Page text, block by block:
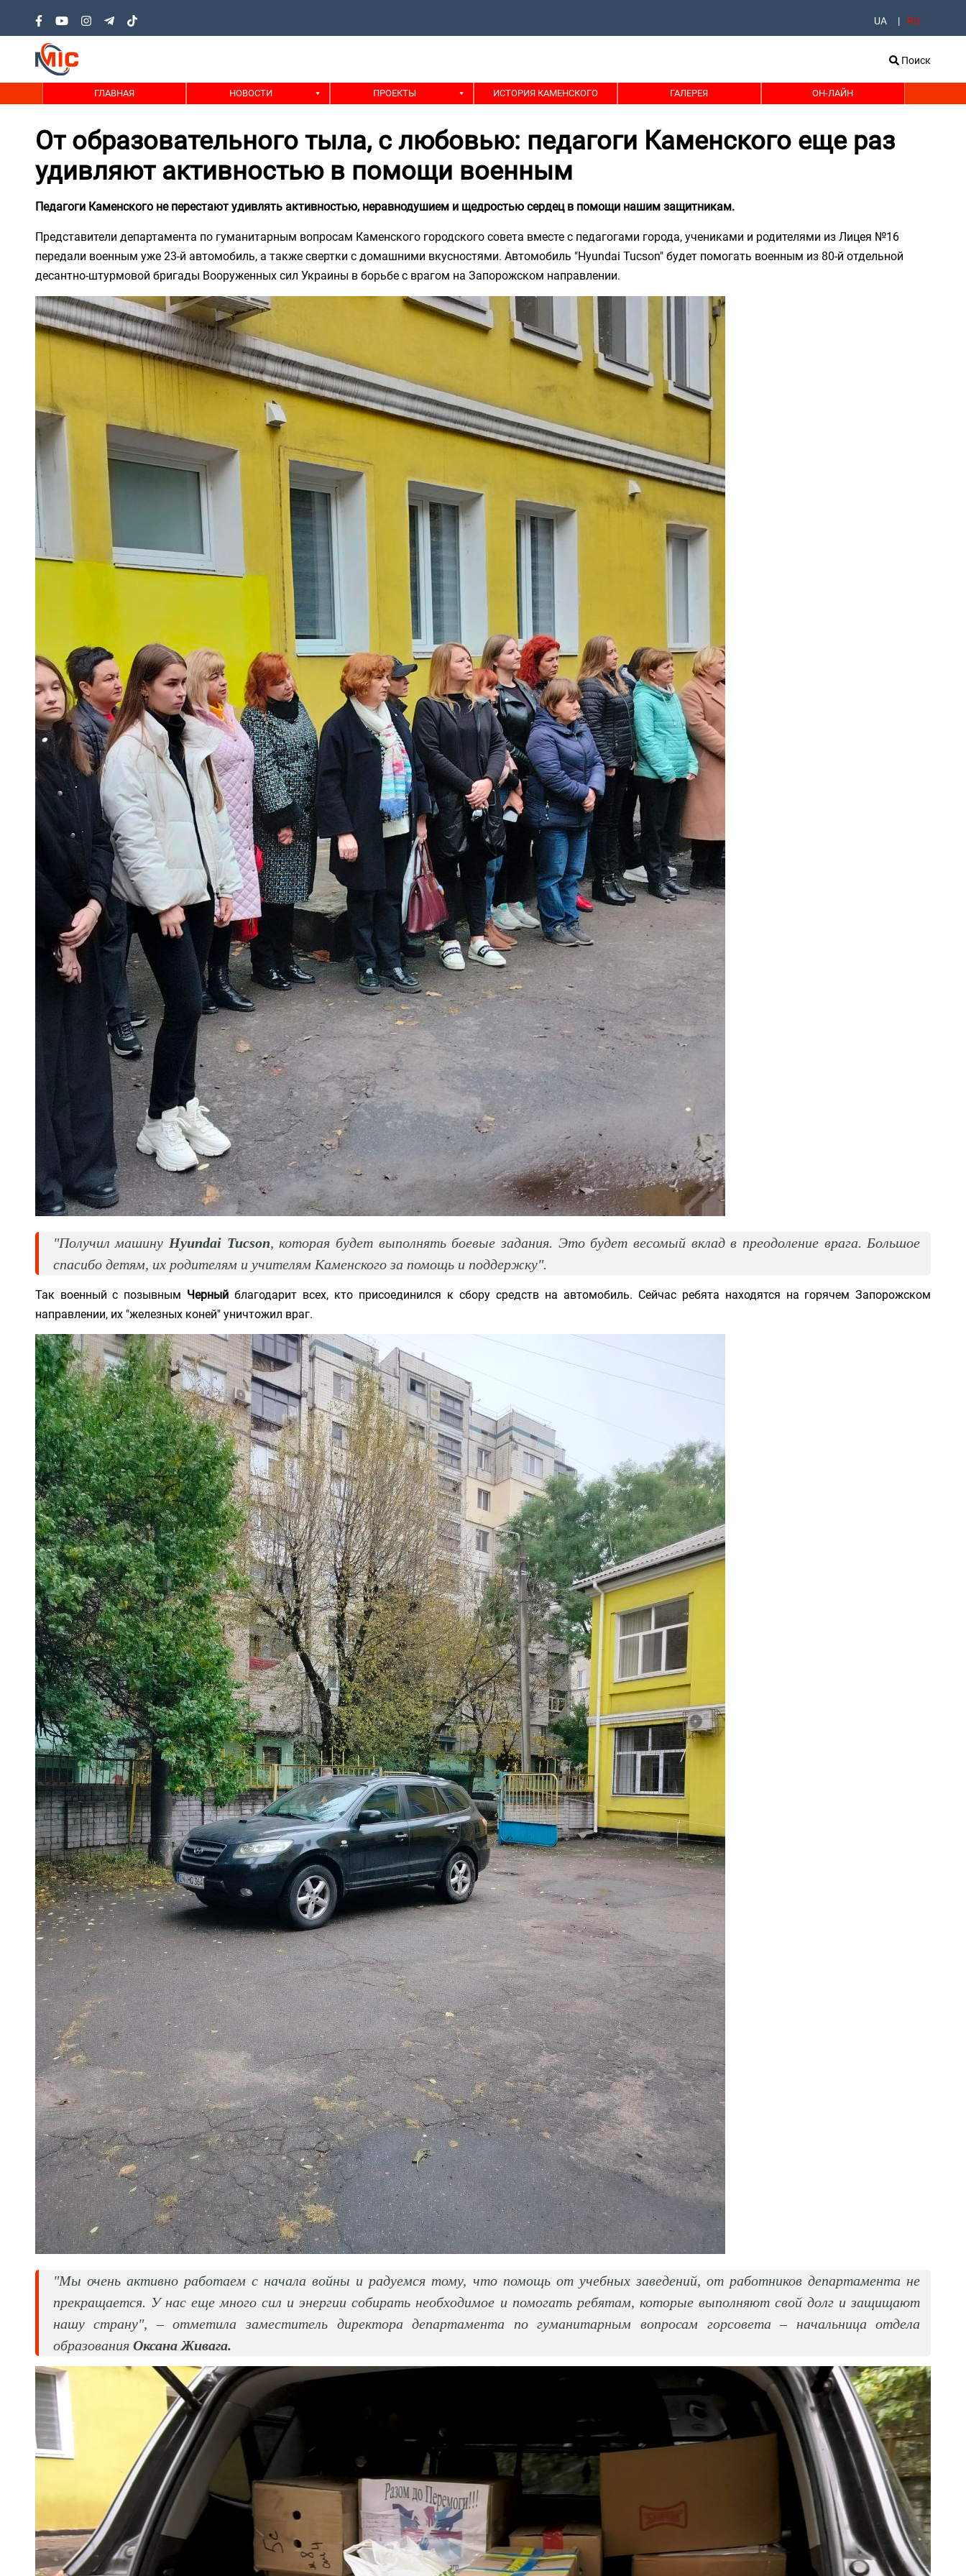
UA RU
Поиск
ГЛАВНАЯ НОВОСТИ ПРОЕКТЫ ИСТОРИЯ КАМЕНСКОГО ГАЛЕРЕЯ ОН-ЛАЙН
От образовательного тыла, с любовью: педагоги Каменского еще раз
удивляют активностью в помощи военным
Педагоги Каменского не перестают удивлять активностью, неравнодушием и щедростью сердец в помощи нашим защитникам.
Представители департамента по гуманитарным вопросам Каменского городского совета вместе с педагогами города, учениками и родителями из Лицея №16
передали военным уже 23-й автомобиль, а также свертки с домашними вкусностями. Автомобиль "Hyundai Tucson" будет помогать военным из 80-й отдельной
десантно-штурмовой бригады Вооруженных сил Украины в борьбе с врагом на Запорожском направлении.
"Получил машину Hyundai Tucson, которая будет выполнять боевые задания. Это будет весомый вклад в преодоление врага. Большое
спасибо детям, их родителям и учителям Каменского за помощь и поддержку".
Так военный с позывным Черный благодарит всех, кто присоединился к сбору средств на автомобиль. Сейчас ребята находятся на горячем Запорожском
направлении, их "железных коней" уничтожил враг.
"Мы очень активно работаем с начала войны и радуемся тому, что помощь от учебных заведений, от работников департамента не
прекращается. У нас еще много сил и энергии собирать необходимое и помогать ребятам, которые выполняют свой долг и защищают
нашу страну", – отметила заместитель директора департамента по гуманитарным вопросам горсовета – начальница отдела
образования Оксана Живага.